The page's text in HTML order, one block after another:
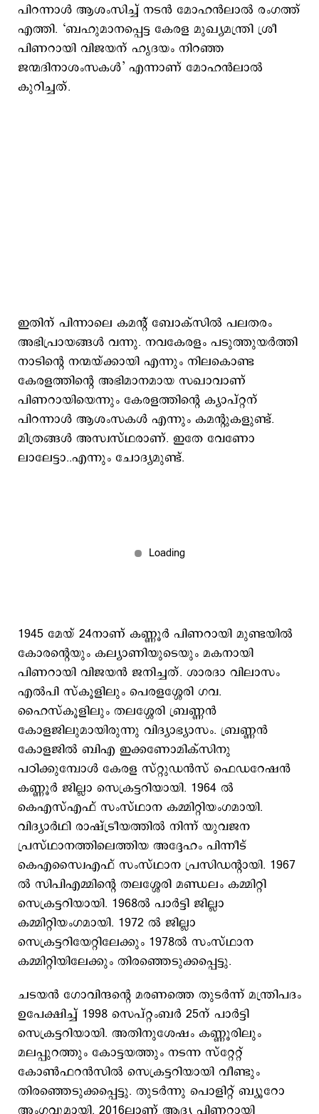
പിറന്നാള്‍ ആശംസിച്ച് നടന്‍ മോഹന്‍ലാല്‍ രംഗത്ത്
എത്തി. ‘ബഹുമാനപ്പെട്ട കേരള മുഖ്യമന്ത്രി ശ്രീ
പിണറായി വിജയന് ഹൃദയം നിറഞ്ഞ
ജന്മദിനാശംസകൾ’ എന്നാണ് മോഹന്‍ലാല്‍
കുറിച്ചത്.
ഇതിന് പിന്നാലെ കമന്‍റ് ബോക്സില്‍ പലതരം
അഭിപ്രായങ്ങള്‍ വന്നു. നവകേരളം പടുത്തുയർത്തി
നാടിന്റെ നന്മയ്ക്കായി എന്നും നിലകൊണ്ട
കേരളത്തിന്റെ അഭിമാനമായ സഖാവാണ്
പിണറായിയെന്നും കേരളത്തിന്റെ ക്യാപ്റ്റന്
പിറന്നാൾ ആശംസകൾ എന്നും കമന്‍റുകളുണ്ട്.
മിത്രങ്ങൾ അസ്വസ്ഥരാണ്. ഇതേ വേണോ
ലാലേട്ടാ..എന്നും ചോദ്യമുണ്ട്.
1945 മേയ് 24നാണ് കണ്ണൂർ പിണറായി മുണ്ടയിൽ
കോരന്റെയും കല്യാണിയുടെയും മകനായി
പിണറായി വിജയൻ ജനിച്ചത്. ശാരദാ വിലാസം
എൽപി സ്കൂളിലും പെരളശ്ശേരി ഗവ.
ഹൈസ്കൂളിലും തലശ്ശേരി ബ്രണ്ണൻ
കോളജിലുമായിരുന്നു വിദ്യാഭ്യാസം. ബ്രണ്ണൻ
കോളജിൽ ബിഎ ഇക്കണോമിക്‌സിനു
പഠിക്കുമ്പോൾ കേരള സ്‌റ്റുഡൻസ് ഫെഡറേഷൻ
കണ്ണൂർ ജില്ലാ സെക്രട്ടറിയായി. 1964 ൽ
കെഎസ്‌എഫ് സംസ്‌ഥാന കമ്മിറ്റിയംഗമായി.
വിദ്യാർഥി രാഷ്‌ട്രീയത്തിൽ നിന്ന് യുവജന
പ്രസ്‌ഥാനത്തിലെത്തിയ അദ്ദേഹം പിന്നീട്
കെഎസ്വൈഎഫ് സംസ്‌ഥാന പ്രസിഡന്റായി. 1967
ൽ സിപിഎമ്മിന്റെ തലശ്ശേരി മണ്ഡലം കമ്മിറ്റി
സെക്രട്ടറിയായി. 1968ൽ പാർട്ടി ജില്ലാ
കമ്മിറ്റിയംഗമായി. 1972 ൽ ജില്ലാ
സെക്രട്ടറിയേറ്റിലേക്കും 1978ൽ സംസ്‌ഥാന
കമ്മിറ്റിയിലേക്കും തിരഞ്ഞെടുക്കപ്പെട്ടു.
ചടയൻ ഗോവിന്ദന്റെ മരണത്തെ തുടർന്ന് മന്ത്രിപദം
ഉപേക്ഷിച്ച് 1998 സെപ്‌റ്റംബർ 25ന് പാർട്ടി
സെക്രട്ടറിയായി. അതിനുശേഷം കണ്ണൂരിലും
മലപ്പുറത്തും കോട്ടയത്തും നടന്ന സ്‌റ്റേറ്റ്
കോൺഫറൻസിൽ സെക്രട്ടറിയായി വീണ്ടും
തിരഞ്ഞെടുക്കപ്പെട്ടു. തുടർന്നു പൊളിറ്റ് ബ്യൂറോ
അംഗവുമായി. 2016ലാണ് ആദ്യ പിണറായി